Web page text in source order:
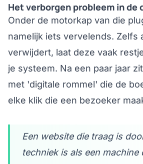
Het verborgen probleem in de
Onder de motorkap van die
namelijk iets vervelends. Zelfs
verwijdert, laat deze vaak
je systeem. Na een paar jaar
met 'digitale rommel' die de
elke klik die een bezoeker
Een website die traag is
techniek is als een machine